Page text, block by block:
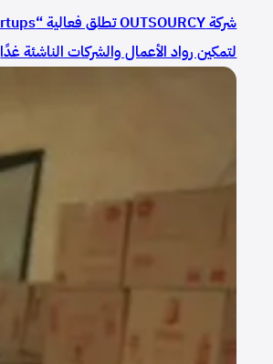
لتمكين رواد الأعمال والشركات الناشئة غدًا